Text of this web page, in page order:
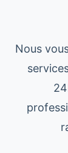
Nous